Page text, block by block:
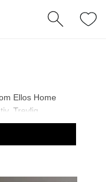
Ellos Home
Trevlig